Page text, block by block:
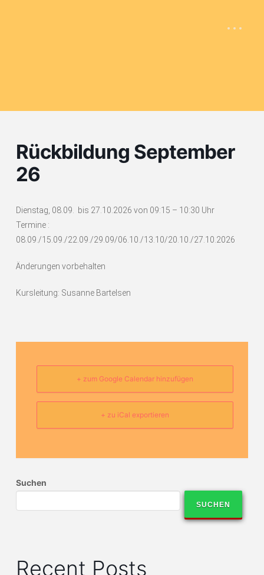
Rückbildung September
26
Dienstag, 08.09. bis 27.10.2026 von 09:15 – 10:30 Uhr
Termine :
08.09./15.09./22.09./29.09/06.10./13.10/20.10./27.10.2026
Änderungen vorbehalten
Kursleitung: Susanne Bartelsen
+ zum Google Calendar hinzufügen
+ zu iCal exportieren
Suchen
SUCHEN
Recent Posts